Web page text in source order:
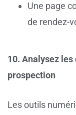
Une page
de rendez-
10. Analysez
prospection
Les outils